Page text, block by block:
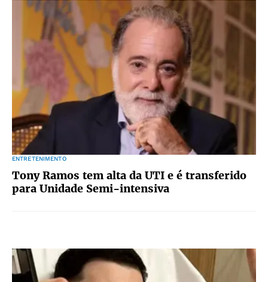
ENTRETENIMENTO
Tony Ramos tem alta da UTI e é transferido
para Unidade Semi-intensiva